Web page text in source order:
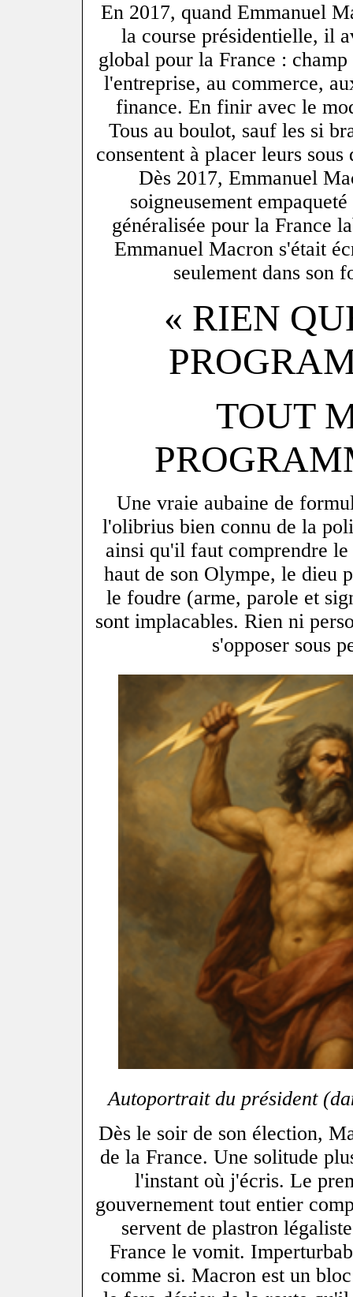
En 2017, quand Emmanuel
la course présidentielle, il
global pour la France :
l'entreprise, au commerce,
finance. En finir avec le
Tous au boulot, sauf les si
consentent à placer leurs
Dès 2017, Emmanuel
soigneusement
généralisée pour la France
Emmanuel Macron s'était
seulement dans son
« RIEN
TOUT
Une vraie aubaine de
l'olibrius bien connu de la
ainsi qu'il faut comprendre
haut de son Olympe, le dieu
le foudre (arme, parole et
sont implacables. Rien ni
s'opposer sous
Autoportrait du président
Dès le soir de son élection,
de la France. Une solitude
l'instant où j'écris. Le
gouvernement tout entier
servent de plastron
France le vomit.
comme si. Macron est un